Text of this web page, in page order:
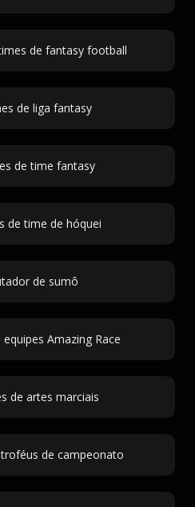
de fantasy football
de liga fantasy
de time fantasy
de time de hóquei
de sumô
Amazing Race
de artes marciais
de campeonato